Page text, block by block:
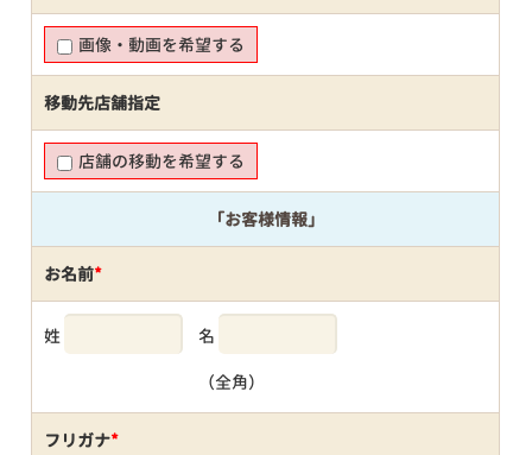
画像・動画を希望する
移動先店舗指定
店舗の移動を希望する
「お客様情報」
お名前*
姓 名
（全角）
フリガナ*